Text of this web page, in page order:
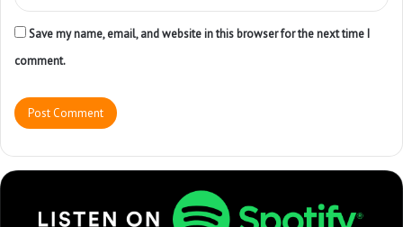
Save my name, email, and website in this browser for the next time I
comment.